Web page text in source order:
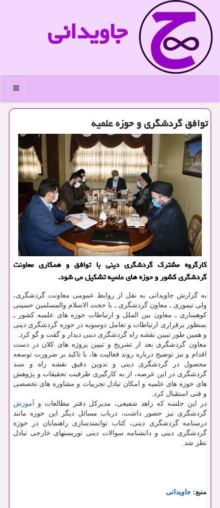
جاویدانی
منو
توافق گردشگری و حوزه علمیه
كارگروه مشترك گردشگری دینی با توافق و همكاری معاونت
گردشگری كشور و حوزه های علمیه تشكیل می شود.
به گزارش جاویدانی به نقل از روابط عمومی معاونت گردشگری،
ولی تیموری ـ معاون گردشگری ـ با حجت الاسلام والمسلمین حسینی
کوهساری ـ معاون بین الملل و ارتباطات حوزه های علمیه کشور ـ
بمنظور برقراری ارتباطات و تعامل دوسویه در حوزه گردشگری دینی
و همین طور تببین نقشه راه گردشگری دینی دیدار و گفت و گو کرد.
معاون گردشگری بعد از تشریح و تبیین پروژه های کلان در دست
اقدام و نیز توضیح درباره روند فعالیت ها، با تاکید بر ضرورت توسعه
محصول در گردشگری دینی و تدوین دقیق نقشه راه و سند
گردشگری در این عرصه، از به کارگیری ظرفیت تحقیقات و پژوهش
های حوزه های علمیه و امکان تبادل تجربیات و مشاوره های تخصصی
و فنی استقبال کرد.
در این جلسه که زاهد شفیعی، مدیرکل دفتر مطالعات و
آموزش
گردشگری نیز حضور داشت، درباب مسائل دیگر این حوزه مانند
درسنامه گردشگری دینی، کتاب توانمندسازی راهنمایان در حوزه
گردشگری دینی و دانشنامه سوالات دینی توریستهای خارجی تبادل
نظر شد.
منبع: جاویدانی